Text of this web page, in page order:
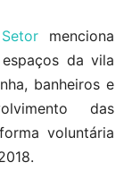
menciona
da vila
banheiros e
das
voluntária